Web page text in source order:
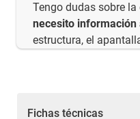
Tengo dudas sobre
necesito información
estructura, el
Fichas técnicas